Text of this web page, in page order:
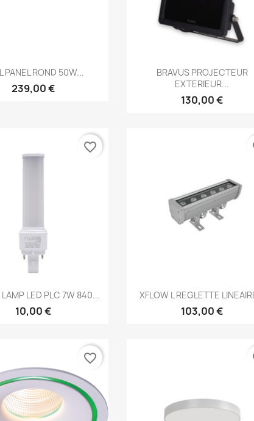
Aperçu rapide
PANEL ROND 50W...
239,00 €
Aperçu rapide
BRAVUS PROJECTEUR
EXTERIEUR...
130,00 €
Aperçu rapide
LAMP LED PLC 7W 840...
10,00 €
favorite_border
 Aperçu rapide
XFLOW L REGLETTE
103,00 €
favorite_border